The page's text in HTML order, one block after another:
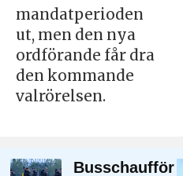
mandatperioden
ut, men den nya
ordförande får dra
den kommande
valrörelsen.